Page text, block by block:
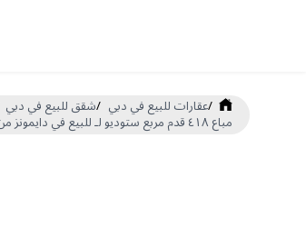
/عقارات للبيع في دبي /شقق للبيع في دبي
مباع ٤١٨ قدم مربع ستوديو لـ للبيع في دايمونز من دانوب ، أبراج بحيرة الجميرا (DP-S-53689)